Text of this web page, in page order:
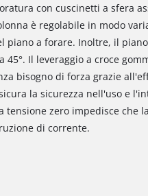
con cuscinetti a sfera
è regolabile in modo
piano a forare. Inoltre, il
45°. Il leveraggio a croce
bisogno di forza grazie
la sicurezza nell'uso e
tensione zero impedisce che
di corrente.